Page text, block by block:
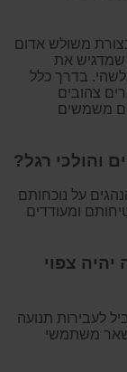
משולש אדום
שמדגיש את
בדרך כלל
צהובים
משמשים
והולכי רגל?
על נוכחותם
ומעודדים
צפוי
לעבירות תנועה
משתמשי